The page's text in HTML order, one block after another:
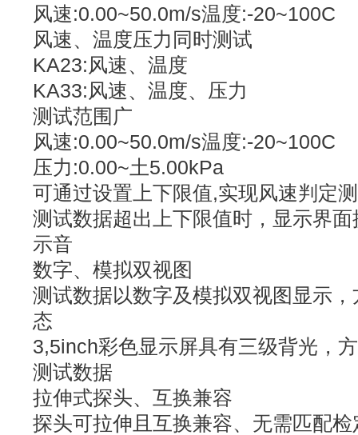
风速:0.00~50.0m/s温度:-20~100C
风速、温度压力同时测试
KA23:风速、温度
KA33:风速、温度、压力
测试范围广
风速:0.00~50.0m/s温度:-20~100C
压力:0.00~土5.00kPa
可通过设置上下限值,实现风速判定
测试数据超出上下限值时，显示界
示音
数字、模拟双视图
测试数据以数字及模拟双视图显示
态
3,5inch彩色显示屏具有三级背光，
测试数据
拉伸式探头、互换兼容
探头可拉伸且互换兼容、无需匹配检